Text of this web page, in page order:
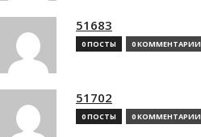
51683
0 ПОСТЫ 0 КОММЕНТАРИИ
51702
0 ПОСТЫ 0 КОММЕНТАРИИ